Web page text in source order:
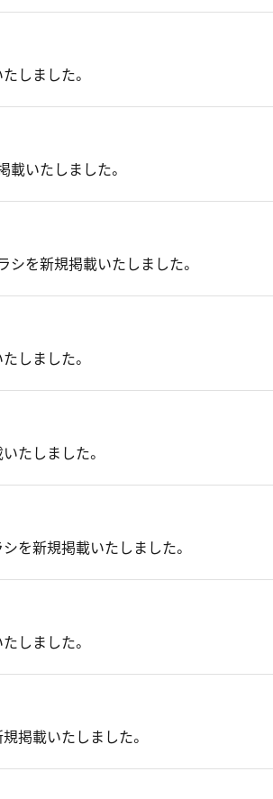
しました。
載いたしました。
シを新規掲載いたしました。
しました。
たしました。
を新規掲載いたしました。
しました。
掲載いたしました。